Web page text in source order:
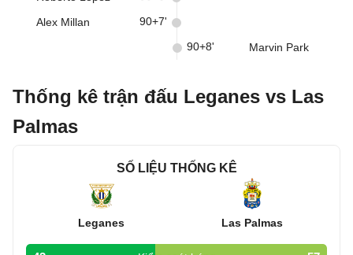
Alex Millan 90+7'
Marvin Park
90+8'
Thống kê trận đấu Leganes vs Las
Palmas
SỐ LIỆU THỐNG KÊ
Leganes Las Palmas